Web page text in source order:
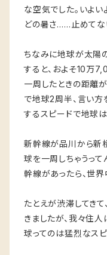
な空気でした。いよ
どの暑さ……止めてな
ちなみに地球が太陽
すると、およそ10万
一周したときの距離
で地球2周半、言い
するスピードで地球
新幹線が品川から新
球を一周しちゃうっ
幹線があったら、世界
たとえが渋滞してき
きましたが、我々住
球ってのは猛烈なス